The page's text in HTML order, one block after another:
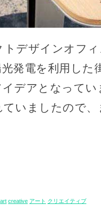
デザインオフ
発電を利用した
デアとなって
ていましたので
art creative アート クリエイティブ